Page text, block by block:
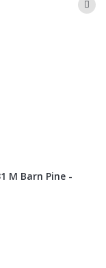
M Barn Pine -